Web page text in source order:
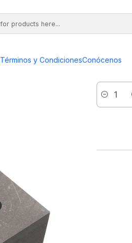
Términos y CondicionesConócenos
Quantity